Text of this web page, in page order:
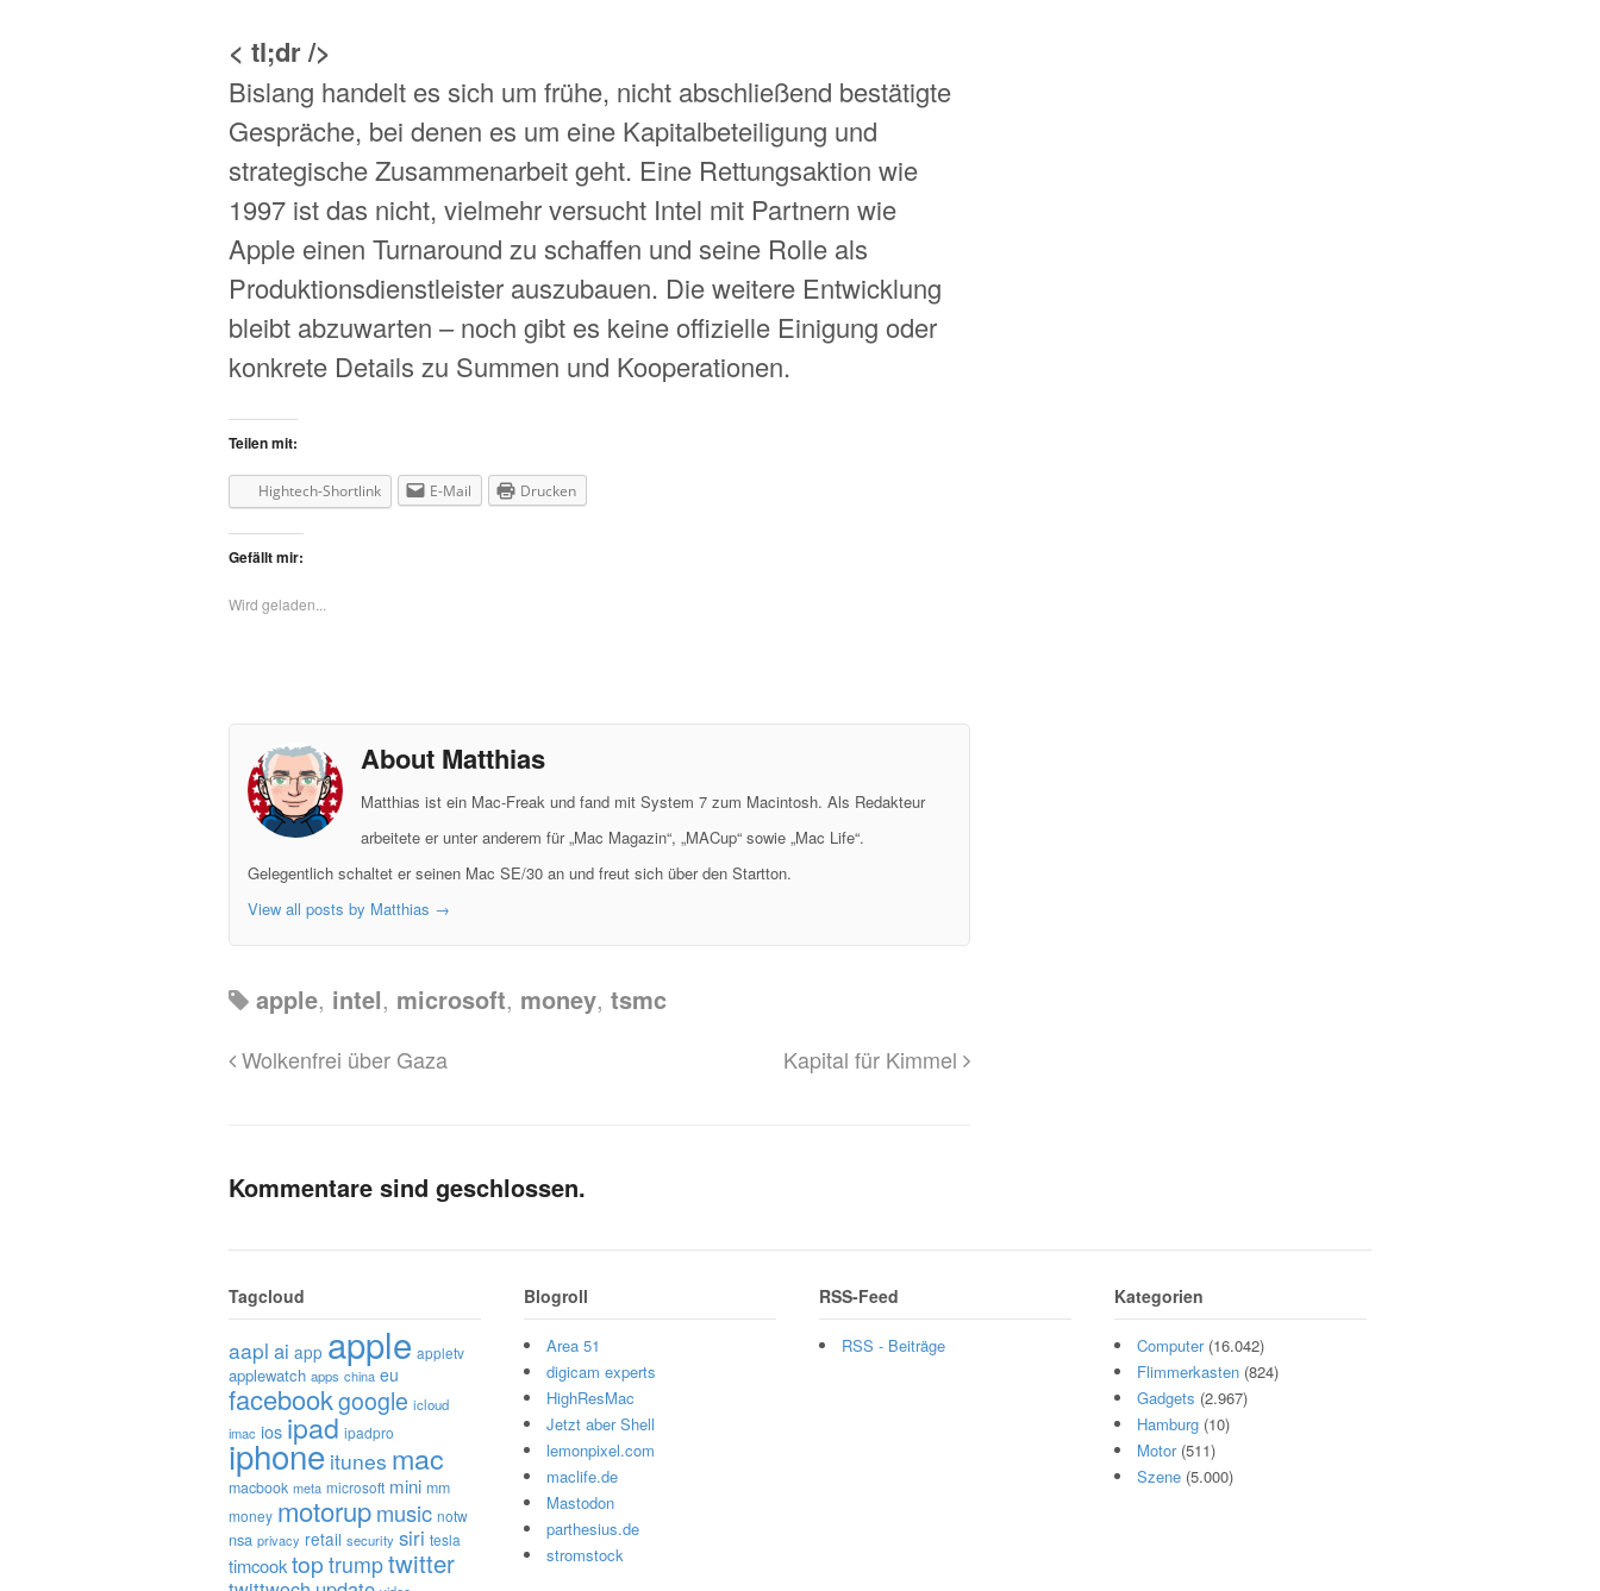
< tl;dr />
Bislang handelt es sich um frühe, nicht abschließend bestätigte
Gespräche, bei denen es um eine Kapitalbeteiligung und
strategische Zusammenarbeit geht. Eine Rettungsaktion wie
1997 ist das nicht, vielmehr versucht Intel mit Partnern wie
Apple einen Turnaround zu schaffen und seine Rolle als
Produktionsdienstleister auszubauen. Die weitere Entwicklung
bleibt abzuwarten – noch gibt es keine offizielle Einigung oder
konkrete Details zu Summen und Kooperationen.
Teilen mit:
Hightech-Shortlink E-Mail Drucken
Gefällt mir:
Wird geladen...
About Matthias
Matthias ist ein Mac-Freak und fand mit System 7 zum Macintosh. Als Redakteur
arbeitete er unter anderem für „Mac Magazin“, „MACup“ sowie „Mac Life“.
Gelegentlich schaltet er seinen Mac SE/30 an und freut sich über den Startton.
View all posts by Matthias →
apple, intel, microsoft, money, tsmc
Wolkenfrei über Gaza Kapital für Kimmel
Kommentare sind geschlossen.
Tagcloud
aapl ai app apple appletv
applewatch apps china eu
facebookgoogle icloud
imac ios ipad ipadpro
iphone itunes mac
macbook meta microsoft mini mm
money motorupmusic notw
nsa privacy retail security siri tesla
timcooktop trumptwitter
Blogroll
Area 51
digicam experts
HighResMac
Jetzt aber Shell
lemonpixel.com
maclife.de
Mastodon
parthesius.de
stromstock
RSS-Feed
RSS - Beiträge
Kategorien
Computer(16.042)
Flimmerkasten (824)
Gadgets (2.967)
Hamburg (10)
Motor(511)
Szene (5.000)